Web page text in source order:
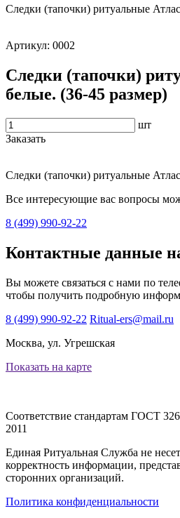
Следки (тапочки) ритуальные
Артикул: 0002
Следки (тапочки)
белые. (36-45 размер)
шт
Заказать
Следки (тапочки) ритуальные
Все интересующие вас вопросы
8 (499) 990-92-22
Контактные данные
Вы можете связаться с нами по
чтобы получить подробную
8 (499) 990-92-22 Ritual-ers@mail.ru
Москва, ул. Угрешская
Показать на карте
Соответствие стандартам ГОСТ
2011
Единая Ритуальная Служба не
корректность информации,
сторонних организаций.
Политика конфиденциальности